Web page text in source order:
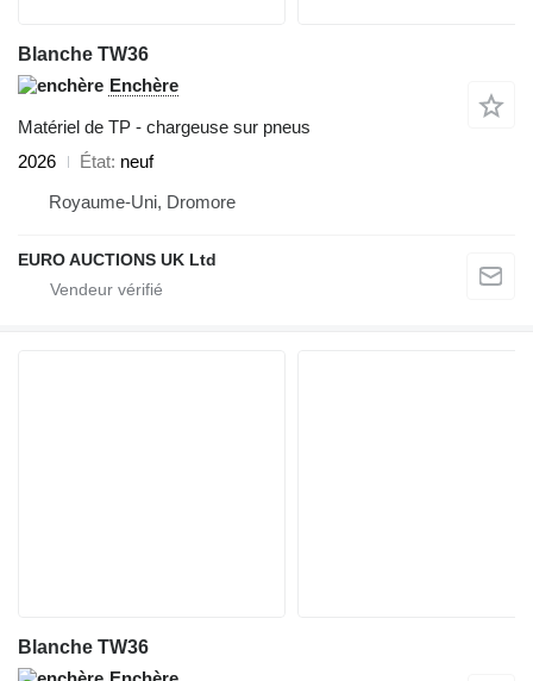
Blanche TW36
Enchère
Matériel de TP - chargeuse sur pneus
2026
État neuf
Royaume-Uni, Dromore
EURO AUCTIONS UK Ltd
Blanche TW36